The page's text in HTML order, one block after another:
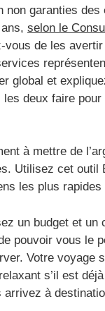
non garanties des
selon le
vous de les
global et
les deux faire
à mettre de
Utilisez cet outil
les plus rapides
un budget et un
pouvoir vous le
Votre voyage
s’il est
arrivez à